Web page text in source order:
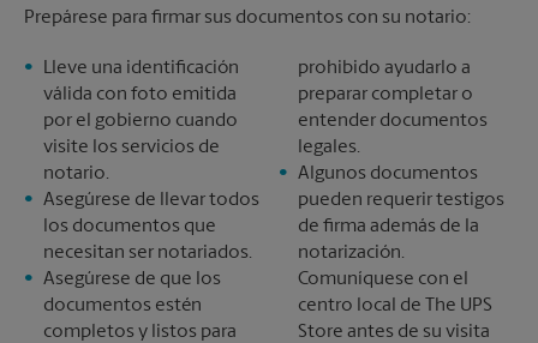
Prepárese para firmar sus documentos con su notario:
Lleve una identificación
válida con foto emitida
por el gobierno cuando
visite los servicios de
notario.
Asegúrese de llevar todos
los documentos que
necesitan ser notariados.
Asegúrese de que los
documentos estén
completos y listos para
prohibido ayudarlo a
preparar completar o
entender documentos
legales.
Algunos documentos
pueden requerir testigos
de firma además de la
notarización.
Comuníquese con el
centro local de The UPS
Store antes de su visita